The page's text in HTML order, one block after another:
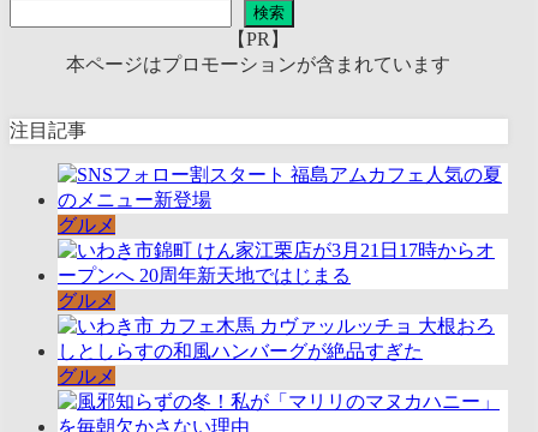
検索
【PR】
本ページはプロモーションが含まれています
注目記事
グルメ
グルメ
グルメ